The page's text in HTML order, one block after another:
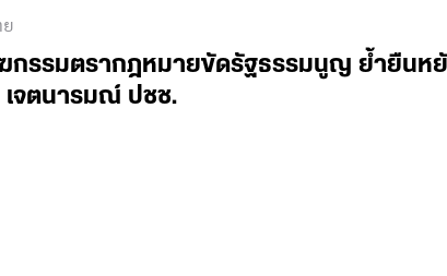
ฆกรรมตรากฎหมายขัดรัฐธรรมนูญ ย้ำยืนห
จตนารมณ์ ปชช.